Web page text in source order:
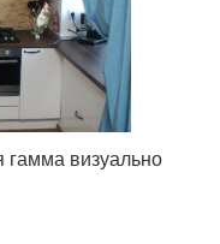
гамма визуально